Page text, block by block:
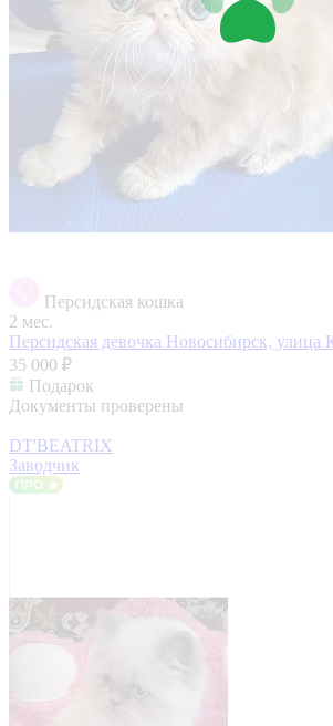
Персидская кошка
2 мес.
Персидская девочка Новосибирск, улица
35 000 ₽
Подарок
Документы проверены
DT'BEATRIX
Заводчик